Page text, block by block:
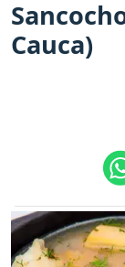
Cauca)